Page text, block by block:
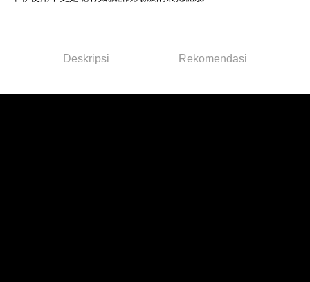
萊爾富取貨付款Deskripsi Rekomendasi